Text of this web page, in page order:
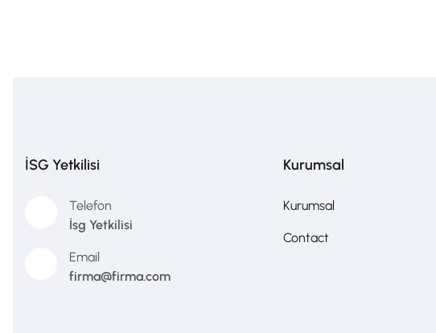
İSG Yetkilisi
Telefon
İsg Yetkilisi
Email
firma@firma.com
Kurumsal
Kurumsal
Contact